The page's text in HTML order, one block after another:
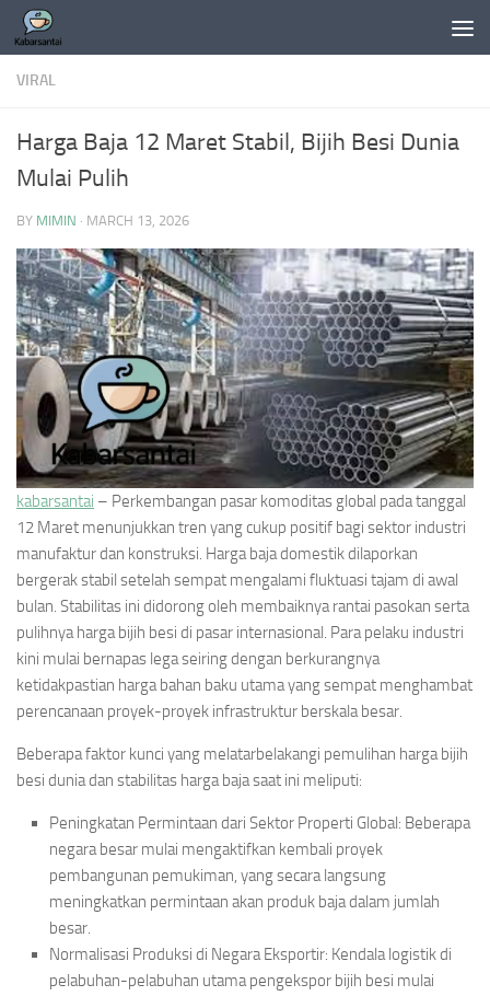
Skip to content
VIRAL
Harga Baja 12 Maret Stabil, Bijih Besi Dunia
Mulai Pulih
BY MIMIN · MARCH 13, 2026
kabarsantai – Perkembangan pasar komoditas global pada tanggal
12 Maret menunjukkan tren yang cukup positif bagi sektor industri
manufaktur dan konstruksi. Harga baja domestik dilaporkan
bergerak stabil setelah sempat mengalami fluktuasi tajam di awal
bulan. Stabilitas ini didorong oleh membaiknya rantai pasokan serta
pulihnya harga bijih besi di pasar internasional. Para pelaku industri
kini mulai bernapas lega seiring dengan berkurangnya
ketidakpastian harga bahan baku utama yang sempat menghambat
perencanaan proyek-proyek infrastruktur berskala besar.
Beberapa faktor kunci yang melatarbelakangi pemulihan harga bijih
besi dunia dan stabilitas harga baja saat ini meliputi:
Peningkatan Permintaan dari Sektor Properti Global: Beberapa
negara besar mulai mengaktifkan kembali proyek
pembangunan pemukiman, yang secara langsung
meningkatkan permintaan akan produk baja dalam jumlah
besar.
Normalisasi Produksi di Negara Eksportir: Kendala logistik di
pelabuhan-pelabuhan utama pengekspor bijih besi mulai